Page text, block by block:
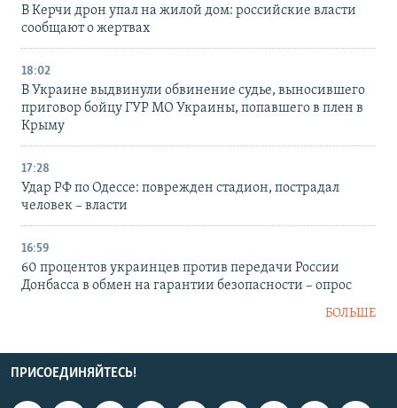
В Керчи дрон упал на жилой дом: российские власти
сообщают о жертвах
18:02
В Украине выдвинули обвинение судье, выносившего
приговор бойцу ГУР МО Украины, попавшего в плен в
Крыму
17:28
Удар РФ по Одессе: поврежден стадион, пострадал
человек – власти
16:59
60 процентов украинцев против передачи России
Донбасса в обмен на гарантии безопасности – опрос
БОЛЬШЕ
ПРИСОЕДИНЯЙТЕСЬ!